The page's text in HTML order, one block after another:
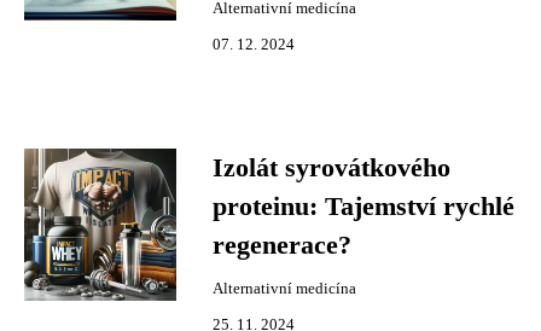
Alternativní medicína
07. 12. 2024
Izolát syrovátkového
proteinu: Tajemství rychlé
regenerace?
Alternativní medicína
25. 11. 2024